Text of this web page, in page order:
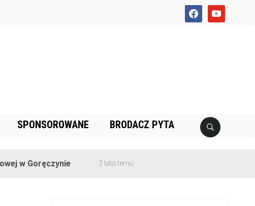
facebookyoutube
SPONSOROWANE BRODACZ PYTA
2 lata temu